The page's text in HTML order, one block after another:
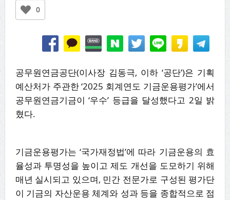
0
공무원연금공단(이사장 김동극, 이하 ‘공단’)은 기획
예산처가 주관한 ‘2025 회계연도 기금운용평가’에서
공무원연금기금이 ‘우수’ 등급을 달성했다고 2일 밝
혔다.
기금운용평가는 ‘국가재정법’에 따라 기금운용의 효
율성과 투명성을 높이고 제도 개선을 도모하기 위해
매년 실시되고 있으며, 민간 전문가로 구성된 평가단
이 기금의 자산운용 체계와 성과 등을 종합적으로 점